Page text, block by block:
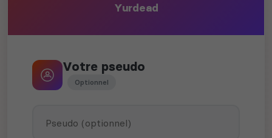
Yurdead
Votre pseudo
Optionnel